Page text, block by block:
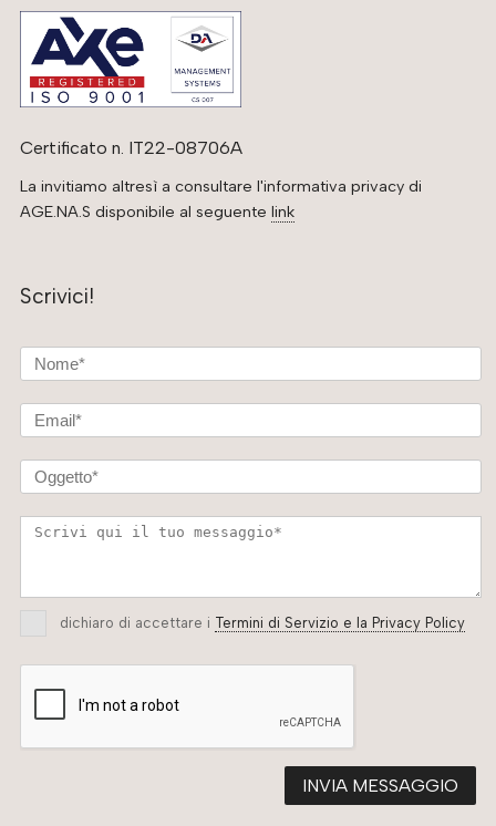
Certificato n. IT22-08706A
La invitiamo altresì a consultare l'informativa privacy di
AGE.NA.S disponibile al seguente link
Scrivici!
dichiaro di accettare i Termini di Servizio e la Privacy Policy
INVIA MESSAGGIO